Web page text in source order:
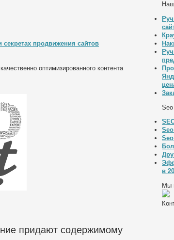
секретах продвижения сайтов
оптимизированного контента
придают содержимому
Seo
в
Мы